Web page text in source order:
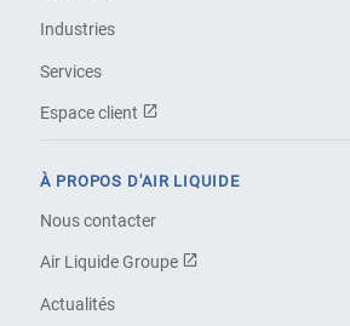
Industries
Services
Espace client
À PROPOS D'AIR LIQUIDE
Nous contacter
Air Liquide Groupe
Actualités